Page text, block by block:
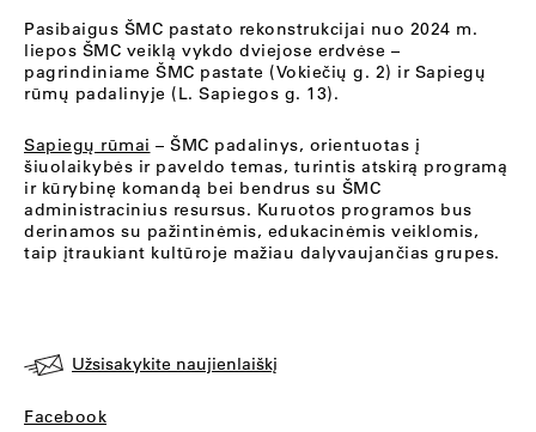
Pasibaigus ŠMC pastato rekonstrukcijai nuo 2024 m.
liepos ŠMC veiklą vykdo dviejose erdvėse –
pagrindiniame ŠMC pastate (Vokiečių g. 2) ir Sapiegų
rūmų padalinyje (L. Sapiegos g. 13).
Sapiegų rūmai – ŠMC padalinys, orientuotas į
šiuolaikybės ir paveldo temas, turintis atskirą programą
ir kūrybinę komandą bei bendrus su ŠMC
administracinius resursus. Kuruotos programos bus
derinamos su pažintinėmis, edukacinėmis veiklomis,
taip įtraukiant kultūroje mažiau dalyvaujančias grupes.
Užsisakykite naujienlaiškį
Facebook